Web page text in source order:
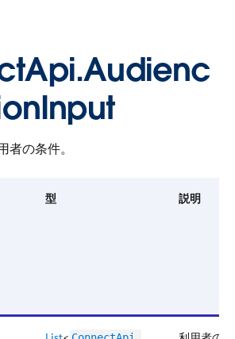
者の条件。
型 説明